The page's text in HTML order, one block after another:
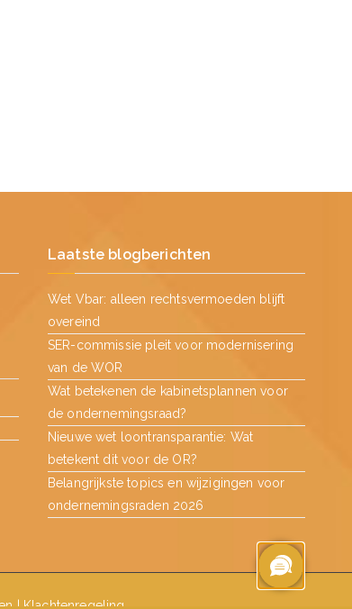
Laatste blogberichten
Wet Vbar: alleen rechtsvermoeden blijft
overeind
SER-commissie pleit voor modernisering
van de WOR
Wat betekenen de kabinetsplannen voor
de ondernemingsraad?
Nieuwe wet loontransparantie: Wat
betekent dit voor de OR?
Belangrijkste topics en wijzigingen voor
ondernemingsraden 2026
| Klachtenregeling